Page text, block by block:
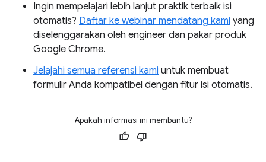
Ingin mempelajari lebih lanjut praktik terbaik isi
otomatis? Daftar ke webinar mendatang kami yang
diselenggarakan oleh engineer dan pakar produk
Google Chrome.
Jelajahi semua referensi kami untuk membuat
formulir Anda kompatibel dengan fitur isi otomatis.
Apakah informasi ini membantu?